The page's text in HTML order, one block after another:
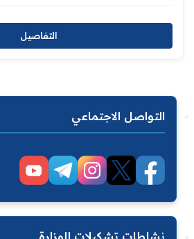
التفاصيل
التواصل الاجتماعي
نشاطات تشكيلات الوزارة